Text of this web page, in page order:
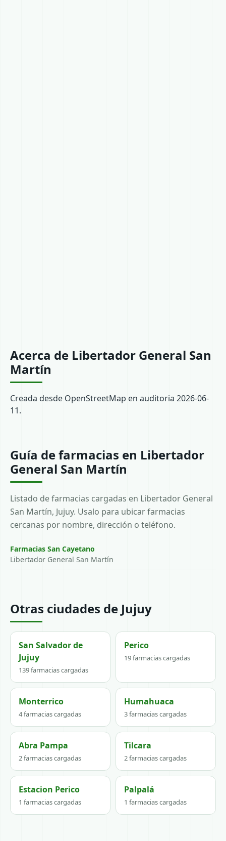
Acerca de Libertador General San
Martín
Creada desde OpenStreetMap en auditoria 2026-06-
11.
Guía de farmacias en Libertador
General San Martín
Listado de farmacias cargadas en Libertador General
San Martín, Jujuy. Usalo para ubicar farmacias
cercanas por nombre, dirección o teléfono.
Farmacias San Cayetano
Libertador General San Martín
Otras ciudades de Jujuy
San Salvador de
Jujuy
139 farmacias cargadas
Perico
19 farmacias cargadas
Monterrico
4 farmacias cargadas
Humahuaca
3 farmacias cargadas
Abra Pampa
2 farmacias cargadas
Tilcara
2 farmacias cargadas
Estacion Perico
1 farmacias cargadas
Palpalá
1 farmacias cargadas